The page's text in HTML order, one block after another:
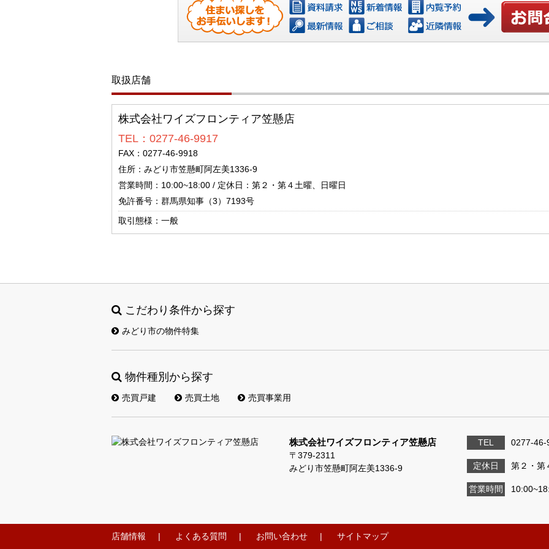
取扱店舗
株式会社ワイズフロンティア笠懸店
TEL：0277-46-9917
FAX：0277-46-9918
住所：みどり市笠懸町阿左美1336-9
営業時間：10:00~18:00 / 定休日：第２・第４土曜、日曜日
免許番号：群馬県知事（3）7193号
取引態様：一般
こだわり条件から探す
みどり市の物件特集
物件種別から探す
売買戸建 売買土地 売買事業用
株式会社ワイズフロンティア笠懸店
〒379-2311
みどり市笠懸町阿左美1336-9
TEL 0277-46-
定休日 第２・第
営業時間
店舗情報 よくある質問 お問い合わせ サイトマップ